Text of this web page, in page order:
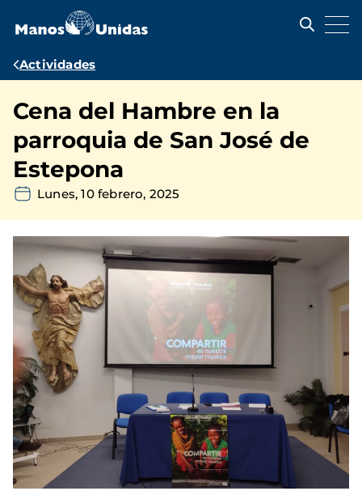
contenido
Ruta
navegación
Actividades
Cena del Hambre en la
parroquia de San José de
Estepona
Lunes, 10 febrero, 2025